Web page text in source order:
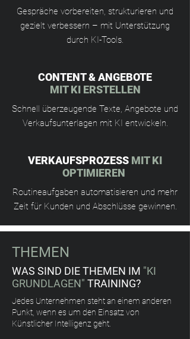
Gespräche vorbereiten, strukturieren und
gezielt verbessern – mit Unterstützung
durch KI-Tools.
CONTENT & ANGEBOTE
MIT KI ERSTELLEN
Schnell überzeugende Texte, Angebote und
Verkaufsunterlagen mit KI entwickeln.
VERKAUFSPROZESS MIT KI
OPTIMIEREN
Routineaufgaben automatisieren und mehr
Zeit für Kunden und Abschlüsse gewinnen.
THEMEN
WAS SIND DIE THEMEN IM "KI
GRUNDLAGEN" TRAINING?
Jedes Unternehmen steht an einem anderen
Punkt, wenn es um den Einsatz von
Künstlicher Intelligenz geht.